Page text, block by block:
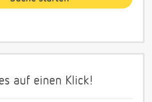
auf einen Klick!